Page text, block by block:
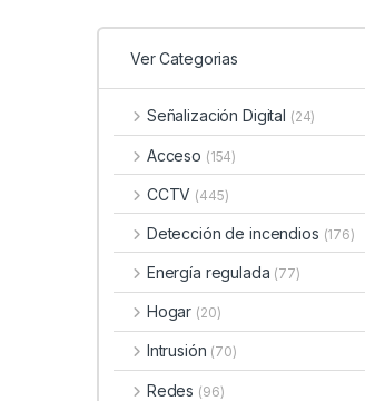
Ver Categorias
Señalización Digital (24)
Acceso (154)
CCTV (445)
Detección de incendios (176)
Energía regulada (77)
Hogar (20)
Intrusión (70)
Redes (96)